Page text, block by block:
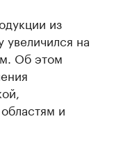
из
увеличился на
Об этом
и